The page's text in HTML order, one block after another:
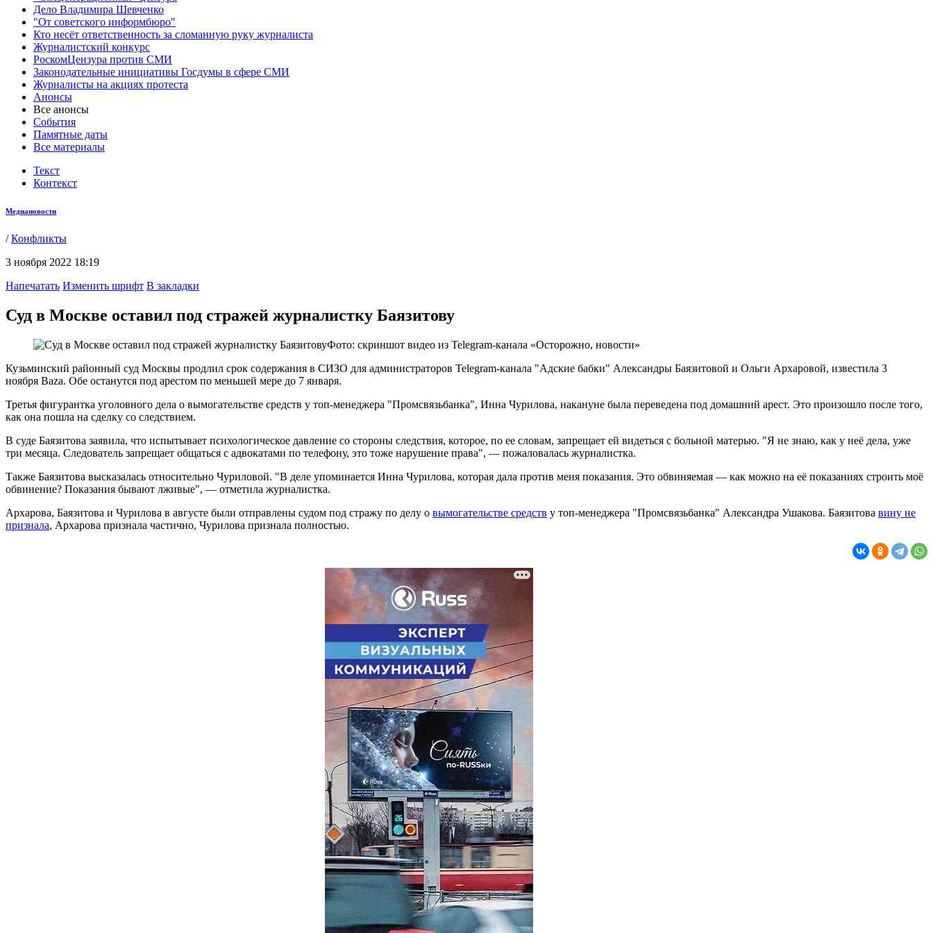
Дело Владимира Шевченко
"От советского информбюро"
Кто несёт ответственность за сломанную руку журналиста
Журналистский конкурс
РоскомЦензура против СМИ
Законодательные инициативы Госдумы в сфере СМИ
Журналисты на акциях протеста
Анонсы
Все анонсы
События
Памятные даты
Все материалы
Текст
Контекст
Медиановости
/Конфликты
3 ноября 2022 18:19
Напечатать Изменить шрифт В закладки
Суд в Москве оставил под стражей журналистку Баязитову
Фото: скриншот видео из Telegram-канала «Осторожно, новости»
Кузьминский районный суд Москвы продлил срок содержания в СИЗО для администраторов Telegram-канала "Адские бабки" Александры Баязитовой и Ольги Архаровой, известила 3
ноября Baza. Обе останутся под арестом по меньшей мере до 7 января.
Третья фигурантка уголовного дела о вымогательстве средств у топ-менеджера "Промсвязьбанка", Инна Чурилова, накануне была переведена под домашний арест. Это произошло после того,
как она пошла на сделку со следствием.
В суде Баязитова заявила, что испытывает психологическое давление со стороны следствия, которое, по ее словам, запрещает ей видеться с больной матерью. "Я не знаю, как у неё дела, уже
три месяца. Следователь запрещает общаться с адвокатами по телефону, это тоже нарушение права", — пожаловалась журналистка.
Также Баязитова высказалась относительно Чуриловой. "В деле упоминается Инна Чурилова, которая дала против меня показания. Это обвиняемая — как можно на её показаниях строить моё
обвинение? Показания бывают лживые", — отметила журналистка.
Архарова, Баязитова и Чурилова в августе были отправлены судом под стражу по делу о вымогательстве средств у топ-менеджера "Промсвязьбанка" Александра Ушакова. Баязитова вину не
признала, Архарова признала частично, Чурилова признала полностью.